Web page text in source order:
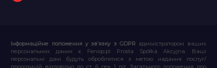
Інформаційне положення у зв’язку з GDPR адміністратором ваших
персональних даних є Feniqs.pl Prosta Spółka Akcyjna. Ваші
персональні дані будуть оброблятися з метою надання послуг/
пропозицій відповідно до ст. 6 сек. 1 літ. Загального положення про